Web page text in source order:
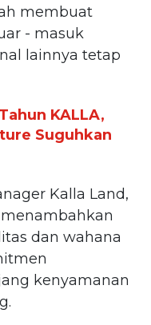
membuat
- masuk
lainnya tetap
KALLA,
Suguhkan
Kalla Land,
dan wahana
kenyamanan